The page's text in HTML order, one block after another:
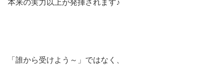
本来の実力以上が発揮されます♪
「誰から受けよう～」ではなく、